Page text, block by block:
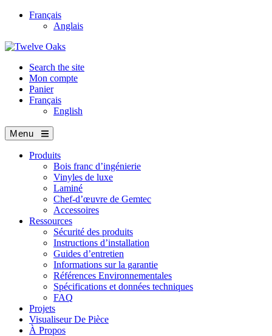
Français
Anglais
Search the site
Mon compte
Panier
Français
English
Menu
Produits
Bois franc d’ingénierie
Vinyles de luxe
Laminé
Chef-d’œuvre de Gemtec
Accessoires
Ressources
Sécurité des produits
Instructions d’installation
Guides d’entretien
Informations sur la garantie
Références Environnementales
Spécifications et données techniques
FAQ
Projets
Visualiseur De Pièce
À Propos